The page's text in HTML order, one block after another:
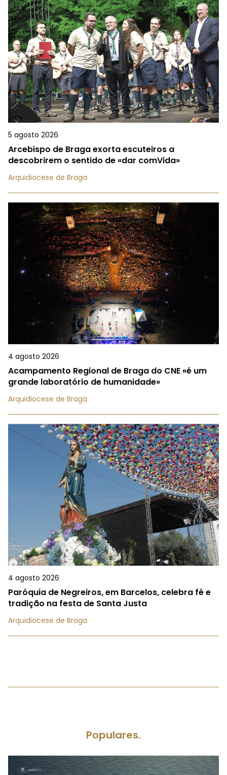
5 agosto 2026
Arcebispo de Braga exorta escuteiros a
descobrirem o sentido de «dar comVida»
Arquidiocese de Braga
4 agosto 2026
Acampamento Regional de Braga do CNE «é um
grande laboratório de humanidade»
Arquidiocese de Braga
4 agosto 2026
Paróquia de Negreiros, em Barcelos, celebra fé e
tradição na festa de Santa Justa
Arquidiocese de Braga
Populares.